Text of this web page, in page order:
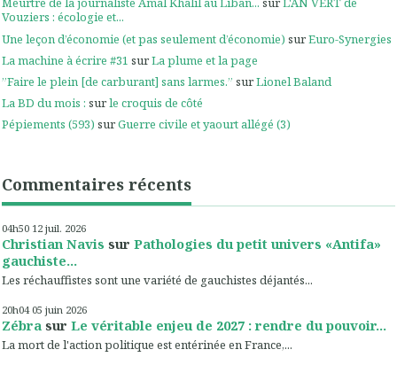
Vouziers : écologie et...
Une leçon d’économie (et pas seulement d’économie) surEuro-Synergies
La machine à écrire #31 surLa plume et la page
”Faire le plein [de carburant] sans larmes.” surLionel Baland
La BD du mois : surle croquis de côté
Pépiements (593) surGuerre civile et yaourt allégé (3)
Commentaires récents
04h50 12 juil. 2026
Christian Navis sur Pathologies du petit univers «Antifa»
gauchiste...
Les réchauffistes sont une variété de gauchistes déjantés...
20h04 05 juin 2026
Zébra sur Le véritable enjeu de 2027 : rendre du pouvoir...
La mort de l'action politique est entérinée en France,...